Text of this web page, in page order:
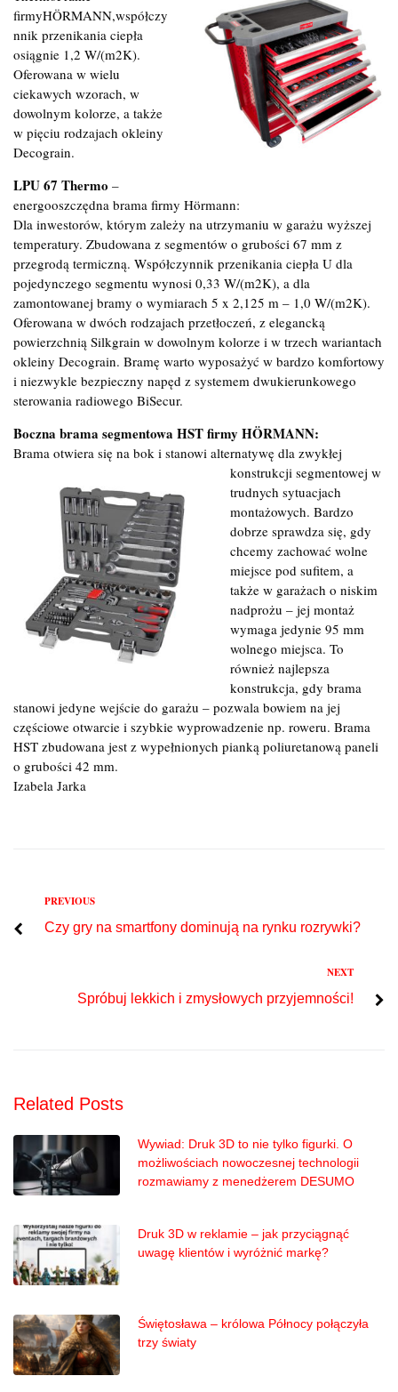
firmyHÖRMANN,współczy
nnik przenikania ciepła
osiągnie 1,2 W/(m2K).
Oferowana w wielu
ciekawych wzorach, w
dowolnym kolorze, a także
w pięciu rodzajach okleiny
Decograin.
LPU 67 Thermo –
energooszczędna brama firmy Hörmann:
Dla inwestorów, którym zależy na utrzymaniu w garażu wyższej
temperatury. Zbudowana z segmentów o grubości 67 mm z
przegrodą termiczną. Współczynnik przenikania ciepła U dla
pojedynczego segmentu wynosi 0,33 W/(m2K), a dla
zamontowanej bramy o wymiarach 5 x 2,125 m – 1,0 W/(m2K).
Oferowana w dwóch rodzajach przetłoczeń, z elegancką
powierzchnią Silkgrain w dowolnym kolorze i w trzech wariantach
okleiny Decograin. Bramę warto wyposażyć w bardzo komfortowy
i niezwykle bezpieczny napęd z systemem dwukierunkowego
sterowania radiowego BiSecur.
Boczna brama segmentowa HST firmy HÖRMANN:
Brama otwiera się na bok i stanowi alternatywę dla zwykłej
konstrukcji segmentowej w
trudnych sytuacjach
montażowych. Bardzo
dobrze sprawdza się, gdy
chcemy zachować wolne
miejsce pod sufitem, a
także w garażach o niskim
nadprożu – jej montaż
wymaga jedynie 95 mm
wolnego miejsca. To
również najlepsza
konstrukcja, gdy brama
stanowi jedyne wejście do garażu – pozwala bowiem na jej
częściowe otwarcie i szybkie wyprowadzenie np. roweru. Brama
HST zbudowana jest z wypełnionych pianką poliuretanową paneli
o grubości 42 mm.
Izabela Jarka
Nawigacja
wpisu
Previous
PREVIOUS
Czy gry na smartfony dominują na rynku rozrywki?
NEXT
Spróbuj lekkich i zmysłowych przyjemności!
Related Posts
Wywiad: Druk 3D to nie tylko figurki. O
możliwościach nowoczesnej technologii
rozmawiamy z menedżerem DESUMO
Druk 3D w reklamie – jak przyciągnąć
uwagę klientów i wyróżnić markę?
Świętosława – królowa Północy połączyła
trzy światy